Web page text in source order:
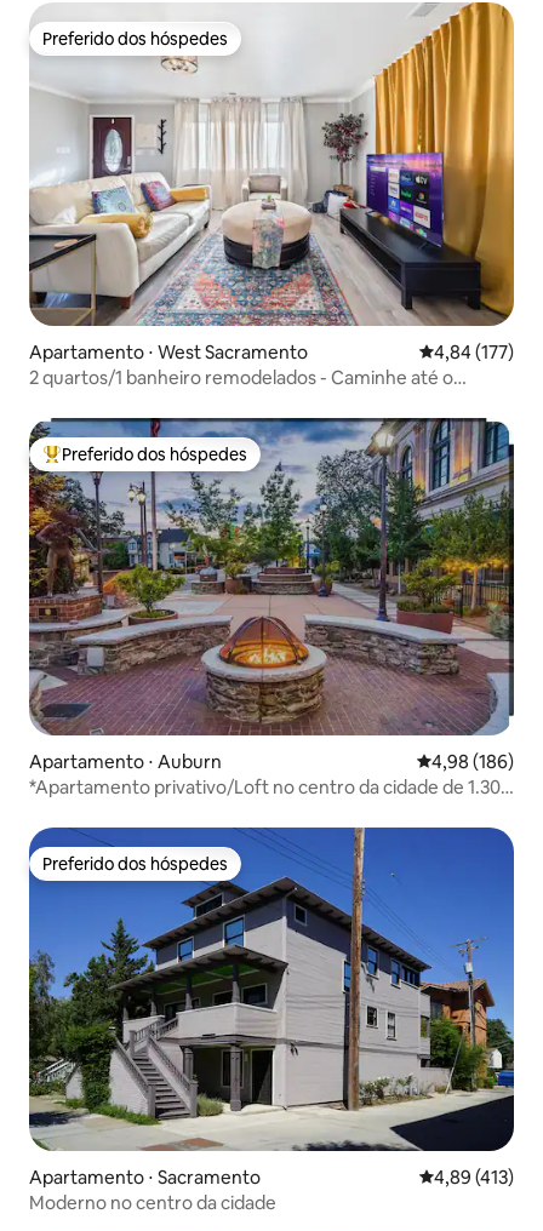
Preferido dos hóspedes
Preferido dos hóspedes
Apartamento ⋅ West Sacramento 4,84 de uma
4,84 (177)
2 quartos/1 banheiro remodelados - Caminhe até o
Entre os melhores preferidos dos hóspedes
Preferido dos hóspedes
Apartamento ⋅ Auburn 4,98 de uma
4,98 (186)
*Apartamento privativo/Loft no centro da cidade de 1.300
Preferido dos hóspedes
Preferido dos hóspedes
Apartamento ⋅ Sacramento 4,89 de uma
4,89 (413)
Moderno no centro da cidade